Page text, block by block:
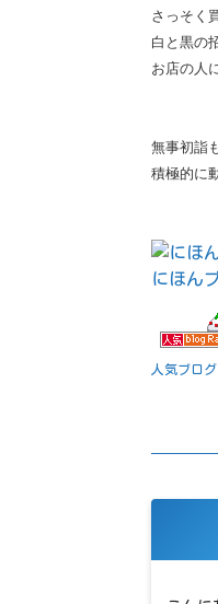
さっそく
白と黒の
お店の人
無事初詣
積極的に
にほん
人気ブロ